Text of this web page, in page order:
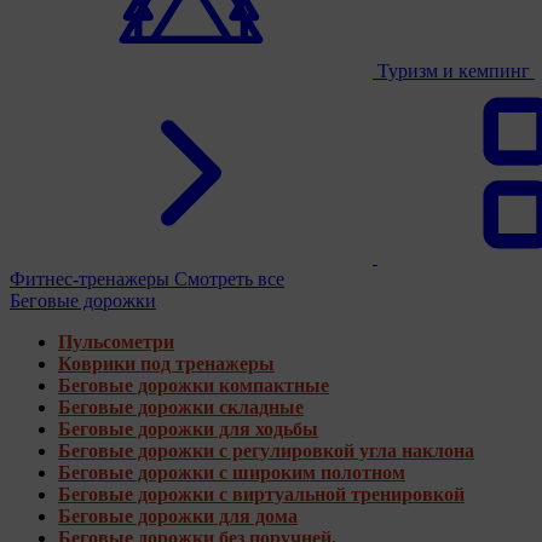
Туризм и кемпинг
Фитнес-тренажеры Смотреть все
Беговые дорожки
Пульсометри
Коврики под тренажеры
Беговые дорожки компактные
Беговые дорожки складные
Беговые дорожки для ходьбы
Беговые дорожки с регулировкой угла наклона
Беговые дорожки с широким полотном
Беговые дорожки с виртуальной тренировкой
Беговые дорожки для дома
Беговые дорожки без поручней.